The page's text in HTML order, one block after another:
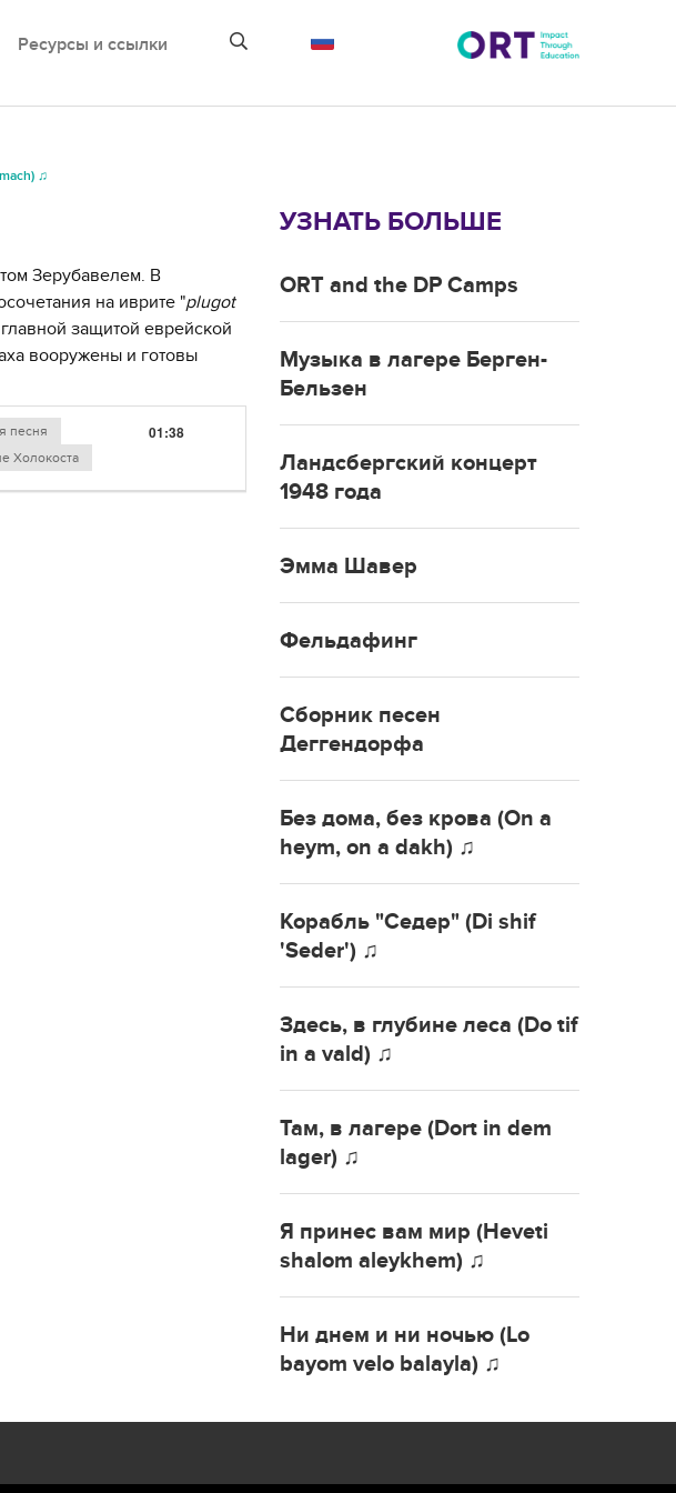
Ресурсы и ссылки
♫
Зерубавелем. В
на иврите "plugot
защитой еврейской
вооружены и готовы
песня
Холокоста
01:38
УЗНАТЬ БОЛЬШЕ
ORT and the DP Camps
Музыка в лагере Берген-
Бельзен
Ландсбергский концерт
1948 года
Эмма Шавер
Фельдафинг
Сборник песен
Деггендорфа
Без дома, без крова (On a
heym, on a dakh) ♫
Корабль "Седер" (Di shif
'Seder') ♫
Здесь, в глубине леса (Do tif
in a vald) ♫
Там, в лагере (Dort in dem
lager) ♫
Я принес вам мир (Heveti
shalom aleykhem) ♫
Ни днем и ни ночью (Lo
bayom velo balayla) ♫